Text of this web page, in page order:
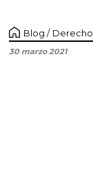
Blog
30 marzo 2021